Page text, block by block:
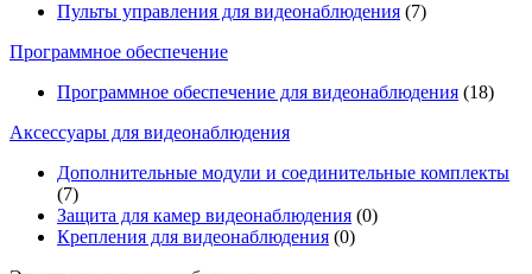
Пульты управления для видеонаблюдения (7)
Программное обеспечение
Программное обеспечение для видеонаблюдения (18)
Аксессуары для видеонаблюдения
Дополнительные модули и соединительные комплекты
(7)
Защита для камер видеонаблюдения (0)
Крепления для видеонаблюдения (0)